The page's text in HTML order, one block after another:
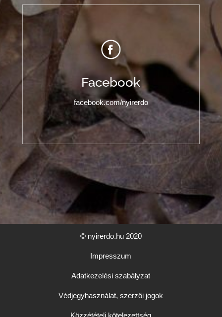
Facebook
facebook.com/nyirerdo
© nyirerdo.hu 2020
Impresszum
Adatkezelési szabályzat
Védjegyhasználat, szerzői jogok
Közzétételi kötelezettség